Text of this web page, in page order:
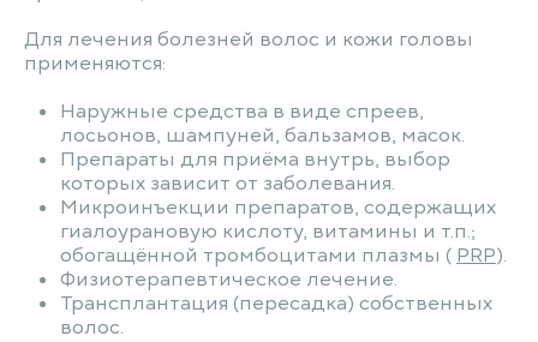
Для лечения болезней волос и кожи головы
применяются:
Наружные средства в виде спреев,
лосьонов, шампуней, бальзамов, масок.
Препараты для приёма внутрь, выбор
которых зависит от заболевания.
Микроинъекции препаратов, содержащих
гиалоурановую кислоту, витамины и т.п.;
обогащённой тромбоцитами плазмы ( PRP).
Физиотерапевтическое лечение.
Трансплантация (пересадка) собственных
волос.